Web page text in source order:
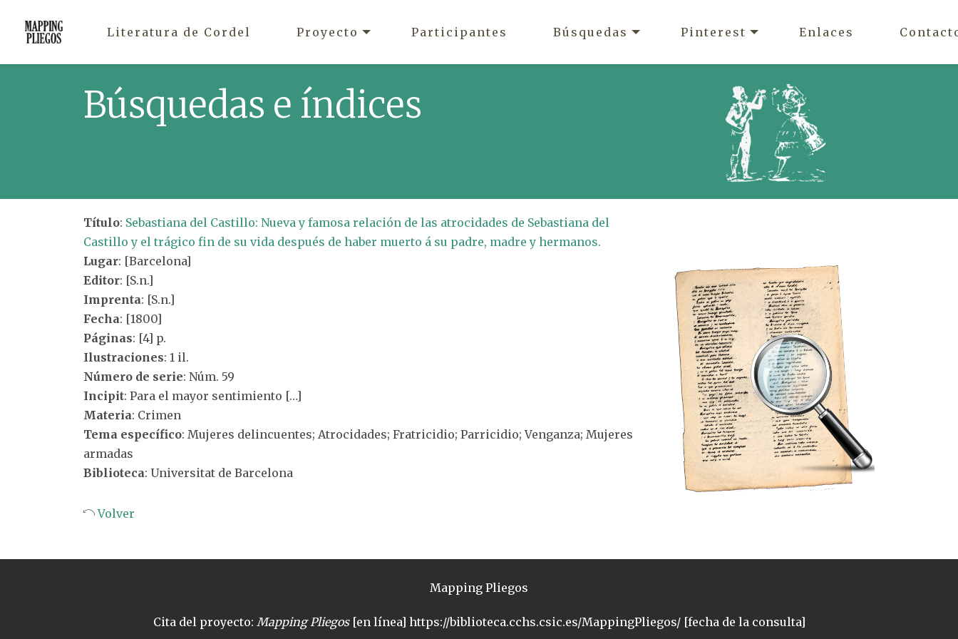
Literatura de Cordel Proyecto Participantes Búsquedas Pinterest Enlaces
Búsquedas e índices
Título: Sebastiana del Castillo: Nueva y famosa relación de las atrocidades de Sebastiana del
Castillo y el trágico fin de su vida después de haber muerto á su padre, madre y hermanos.
Lugar: [Barcelona]
Editor: [S.n.]
Imprenta: [S.n.]
Fecha: [1800]
Páginas: [4] p.
Ilustraciones: 1 il.
Número de serie: Núm. 59
Incipit: Para el mayor sentimiento […]
Materia: Crimen
Tema específico: Mujeres delincuentes; Atrocidades; Fratricidio; Parricidio; Venganza; Mujeres
armadas
Biblioteca: Universitat de Barcelona
Volver
Mapping Pliegos
Cita del proyecto: Mapping Pliegos[en línea] https://biblioteca.cchs.csic.es/MappingPliegos/ [fecha de la consulta]